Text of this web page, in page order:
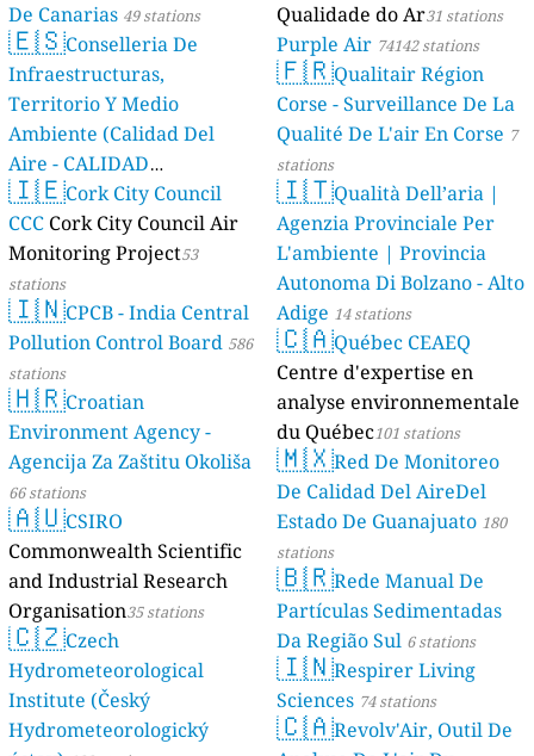
De Canarias 49 stations
🇪🇸Conselleria De
Infraestructuras,
Territorio Y Medio
Ambiente (Calidad Del
Aire - CALIDAD
AMBIENTAL) 23 stations
🇮🇪Cork City Council
CCC Cork City Council Air
Monitoring Project53
stations
🇮🇳CPCB - India Central
Pollution Control Board 586
stations
🇭🇷Croatian
Environment Agency -
Agencija Za Zaštitu Okoliša
66 stations
🇦🇺CSIRO
Commonwealth Scientific
and Industrial Research
Organisation35 stations
🇨🇿Czech
Hydrometeorological
Institute (Český
Hydrometeorologický
Qualidade do Ar31 stations
Purple Air 74142 stations
🇫🇷Qualitair Région
Corse - Surveillance De La
Qualité De L'air En Corse 7
stations
🇮🇹Qualità Dell’aria |
Agenzia Provinciale Per
L'ambiente | Provincia
Autonoma Di Bolzano - Alto
Adige 14 stations
🇨🇦Québec CEAEQ
Centre d'expertise en
analyse environnementale
du Québec101 stations
🇲🇽Red De Monitoreo
De Calidad Del AireDel
Estado De Guanajuato 180
stations
🇧🇷Rede Manual De
Partículas Sedimentadas
Da Região Sul 6 stations
🇮🇳Respirer Living
Sciences 74 stations
🇨🇦Revolv'Air, Outil De